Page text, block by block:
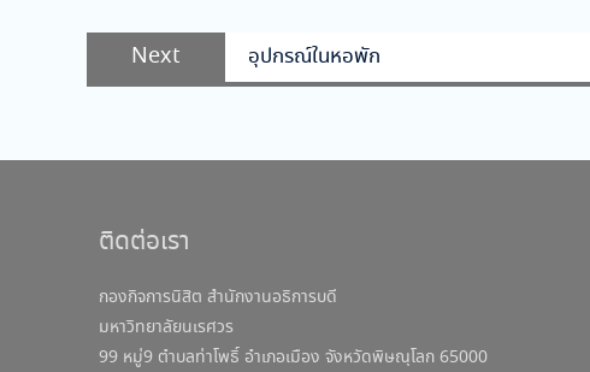
Next
Next
post:
อุปกรณ์ในหอพัก
ติดต่อเรา
กองกิจการนิสิต สำนักงานอธิการบดี
มหาวิทยาลัยนเรศวร
99 หมู่9 ตำบลท่าโพธิ์ อำเภอเมือง จังหวัดพิษณุโลก 65000